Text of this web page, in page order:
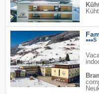
***S